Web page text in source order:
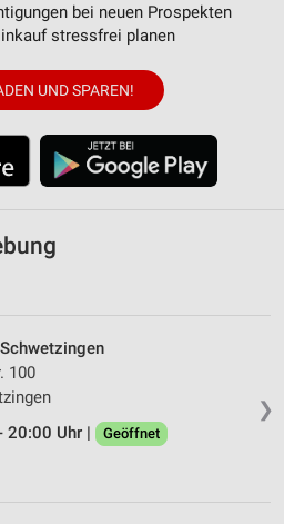
bei neuen Prospekten
stressfrei planen
UND SPAREN!
❯
100
20:00 Uhr |
Geöffnet